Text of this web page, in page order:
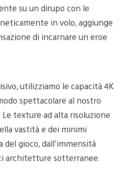
su un dirupo con le
in volo, aggiunge
di incarnare un eroe
utilizziamo le capacità 4K
spettacolare al nostro
texture ad alta risoluzione
vastità e dei minimi
gioco, dall’immensità
architetture sotterranee.